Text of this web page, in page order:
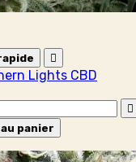

Lights CBD

panier